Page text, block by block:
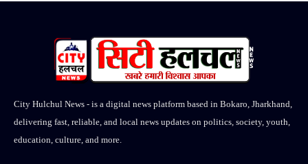
City Hulchul News - is a digital news platform based in Bokaro, Jharkhand,
delivering fast, reliable, and local news updates on politics, society, youth,
education, culture, and more.